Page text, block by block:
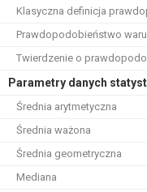
Klasyczna definicja
Prawdopodobieństwo
Twierdzenie o
Parametry danych
Średnia arytmetyczna
Średnia ważona
Średnia geometryczna
Mediana